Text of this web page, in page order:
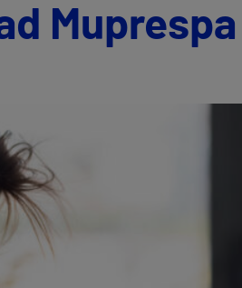
Muprespa